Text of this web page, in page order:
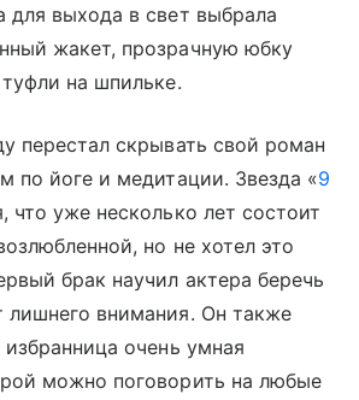
для выхода в свет выбрала
жакет, прозрачную юбку
на шпильке.
перестал скрывать свой роман
по йоге и медитации. Звезда «9
что уже несколько лет состоит
но не хотел это
брак научил актера беречь
лишнего внимания. Он также
очень умная
можно поговорить на любые